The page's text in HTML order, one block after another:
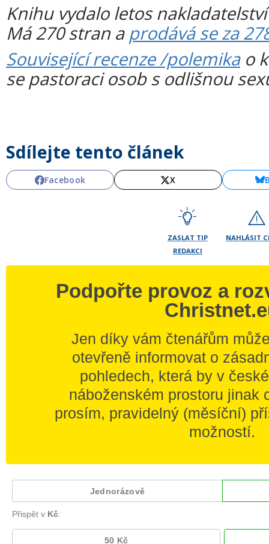
Knihu vydalo letos
Má 270 stran a prodává se za
Související recenze /polemikao
se pastoraci osob s odlišnou
Sdílejte tento článek
Facebook X
ZASLAT TIP
REDAKCI
NAHLÁSIT